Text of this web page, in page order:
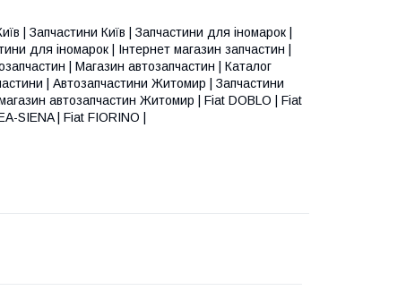
| Запчастини Київ | Запчастини для іномарок |
для іномарок | Інтернет магазин запчастин |
| Магазин автозапчастин | Каталог
| Автозапчастини Житомир | Запчастини
автозапчастин Житомир | Fiat DOBLO | Fiat
SIENA | Fiat FIORINO |